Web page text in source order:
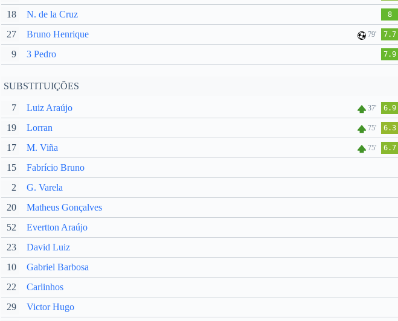
18 N. de la Cruz 8
27 Bruno Henrique 79' 7.7
9 3 Pedro 7.9
SUBSTITUIÇÕES
7 Luiz Araújo 37' 6.9
19 Lorran 75' 6.3
17 M. Viña 75' 6.7
15
Fabrício Bruno
2
G. Varela
20
Matheus Gonçalves
52
Evertton Araújo
23
David Luiz
10
Gabriel Barbosa
22
Carlinhos
29
Victor Hugo